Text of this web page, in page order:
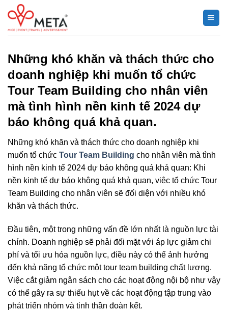
Chuyển
đến
nội
Những khó khăn và thách thức cho
doanh nghiệp khi muốn tổ chức
Tour Team Building cho nhân viên
mà tình hình nền kinh tế 2024 dự
báo không quá khả quan.
Những khó khăn và thách thức cho doanh nghiệp khi
muốn tổ chức Tour Team Building cho nhân viên mà tình
hình nền kinh tế 2024 dự báo không quá khả quan: Khi
nền kinh tế dự báo không quá khả quan, việc tổ chức Tour
Team Building cho nhân viên sẽ đối diện với nhiều khó
khăn và thách thức.
Đầu tiên, một trong những vấn đề lớn nhất là nguồn lực tài
chính. Doanh nghiệp sẽ phải đối mặt với áp lực giảm chi
phí và tối ưu hóa nguồn lực, điều này có thể ảnh hưởng
đến khả năng tổ chức một tour team building chất lượng.
Việc cắt giảm ngân sách cho các hoạt động nội bộ như vậy
có thể gây ra sự thiếu hụt về các hoạt động tập trung vào
phát triển nhóm và tinh thần đoàn kết.